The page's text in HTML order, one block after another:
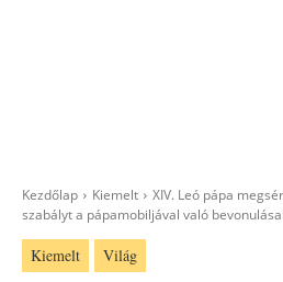
Kezdőlap Kiemelt
XIV. Leó pápa
szabályt a pápamobiljával való
Kiemelt Világ